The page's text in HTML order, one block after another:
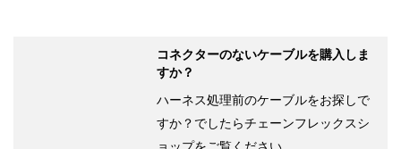
コネクターのないケーブルを購入しま
すか？
ハーネス処理前のケーブルをお探しで
すか？でしたらチェーンフレックスシ
ョップをご覧ください。